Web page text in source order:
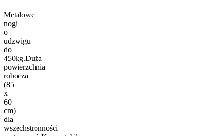
Metalowe
nogi
o
udzwigu
do
450kg.Duża
powierzchnia
robocza
(85
x
60
cm)
dla
wszechstronności